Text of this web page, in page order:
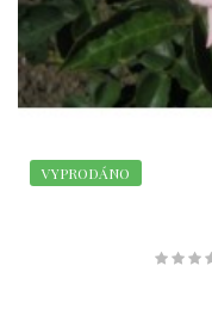
VYPRODÁNO